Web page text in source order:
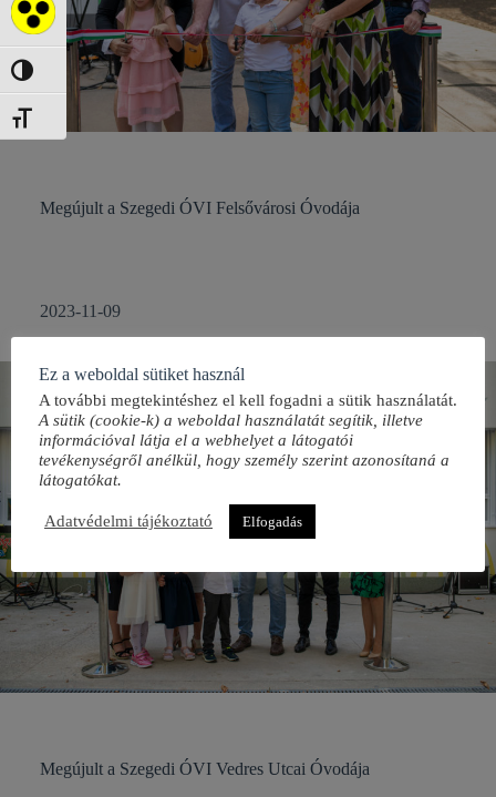
Akadálymentes mód
Nagy kontraszt váltása
Betűméret váltása
Megújult a Szegedi ÓVI Felsővárosi Óvodája
2023-11-09
Megújult a Szegedi ÓVI Vedres Utcai Óvodája
Ez a weboldal sütiket használ
A további megtekintéshez el kell fogadni a sütik használatát.
A sütik (cookie-k) a weboldal használatát segítik, illetve
információval látja el a webhelyet a látogatói
tevékenységről anélkül, hogy személy szerint azonosítaná a
látogatókat.
Adatvédelmi tájékoztató Elfogadás